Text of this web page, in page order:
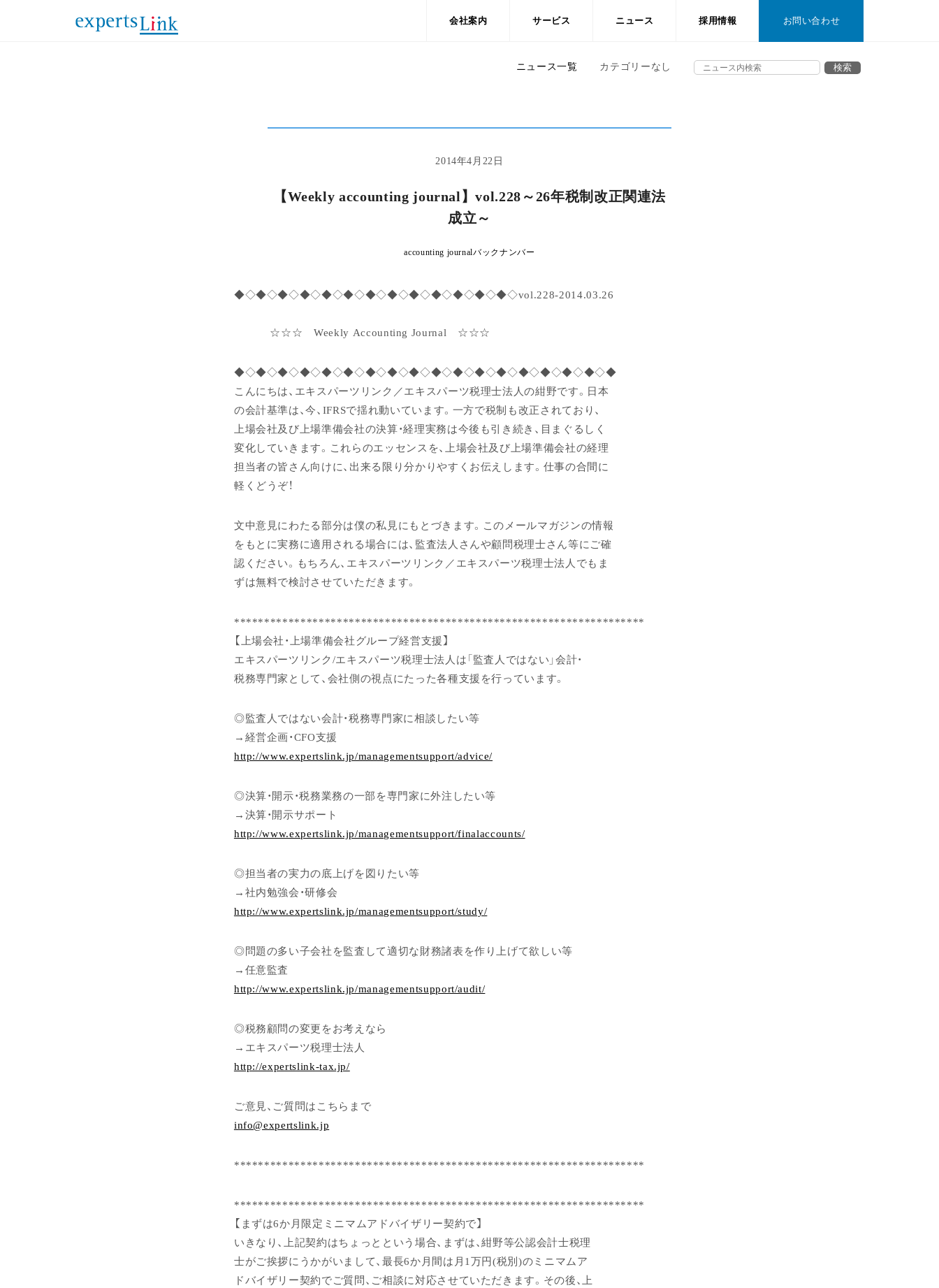
会社案内 サービス ニュース 採用情報 お問い合わせ
ニュース一覧 カテゴリーなし
2014年4月22日
【Weekly accounting journal】vol.228～26年税制改正関連法
成立～
accounting journalバックナンバー
◆◇◆◇◆◇◆◇◆◇◆◇◆◇◆◇◆◇◆◇◆◇◆◇◆◇vol.228-2014.03.26
☆☆☆ Weekly Accounting Journal ☆☆☆
◆◇◆◇◆◇◆◇◆◇◆◇◆◇◆◇◆◇◆◇◆◇◆◇◆◇◆◇◆◇◆◇◆◇◆
こんにちは、エキスパーツリンク／エキスパーツ税理士法人の紺野です。日本
の会計基準は、今、IFRSで揺れ動いています。一方で税制も改正されており、
上場会社及び上場準備会社の決算・経理実務は今後も引き続き、目まぐるしく
変化していきます。これらのエッセンスを、上場会社及び上場準備会社の経理
担当者の皆さん向けに、出来る限り分かりやすくお伝えします。仕事の合間に
軽くどうぞ！
文中意見にわたる部分は僕の私見にもとづきます。このメールマガジンの情報
をもとに実務に適用される場合には、監査法人さんや顧問税理士さん等にご確
認ください。もちろん、エキスパーツリンク／エキスパーツ税理士法人でもま
ずは無料で検討させていただきます。
********************************************************************
【上場会社・上場準備会社グループ経営支援】
エキスパーツリンク/エキスパーツ税理士法人は「監査人ではない」会計・
税務専門家として、会社側の視点にたった各種支援を行っています。
◎監査人ではない会計・税務専門家に相談したい等
→経営企画・CFO支援
http://www.expertslink.jp/managementsupport/advice/
◎決算・開示・税務業務の一部を専門家に外注したい等
→決算・開示サポート
http://www.expertslink.jp/managementsupport/finalaccounts/
◎担当者の実力の底上げを図りたい等
→社内勉強会・研修会
http://www.expertslink.jp/managementsupport/study/
◎問題の多い子会社を監査して適切な財務諸表を作り上げて欲しい等
→任意監査
http://www.expertslink.jp/managementsupport/audit/
◎税務顧問の変更をお考えなら
→エキスパーツ税理士法人
http://expertslink-tax.jp/
ご意見、ご質問はこちらまで
info@expertslink.jp
********************************************************************
********************************************************************
【まずは6か月限定ミニマムアドバイザリー契約で】
いきなり、上記契約はちょっとという場合、まずは、紺野等公認会計士税理
士がご挨拶にうかがいまして、最長6か月間は月1万円(税別)のミニマムア
ドバイザリー契約でご質問、ご相談に対応させていただきます。その後、上